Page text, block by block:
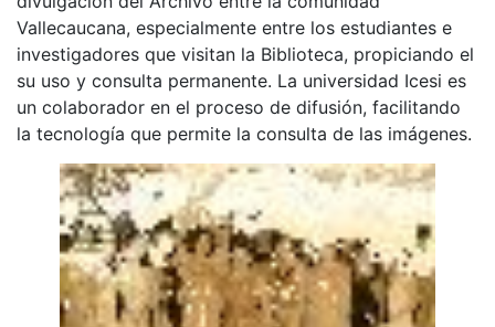
Vallecaucana, especialmente entre los estudiantes e
investigadores que visitan la Biblioteca, propiciando el
su uso y consulta permanente. La universidad Icesi es
un colaborador en el proceso de difusión, facilitando
la tecnología que permite la consulta de las imágenes.